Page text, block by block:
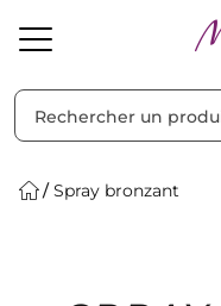
Spray bronzant